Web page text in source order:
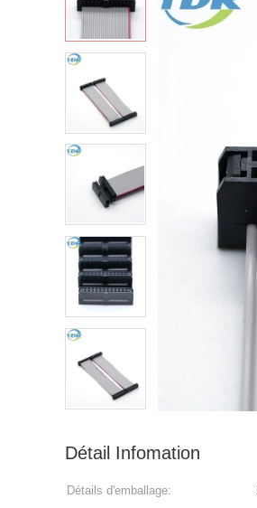
Détail Infomation
Détails d'emballage: